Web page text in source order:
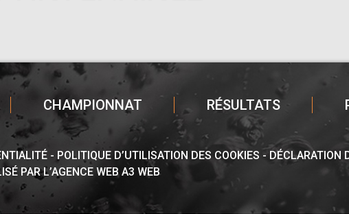
CHAMPIONNAT RÉSULTATS
POLITIQUE D’UTILISATION DES COOKIES
DÉCLARATION
PAR L’AGENCE WEB A3 WEB